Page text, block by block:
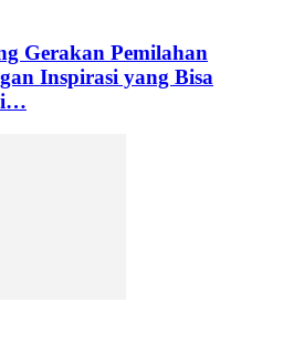
Gerakan Pemilahan
Inspirasi yang Bisa